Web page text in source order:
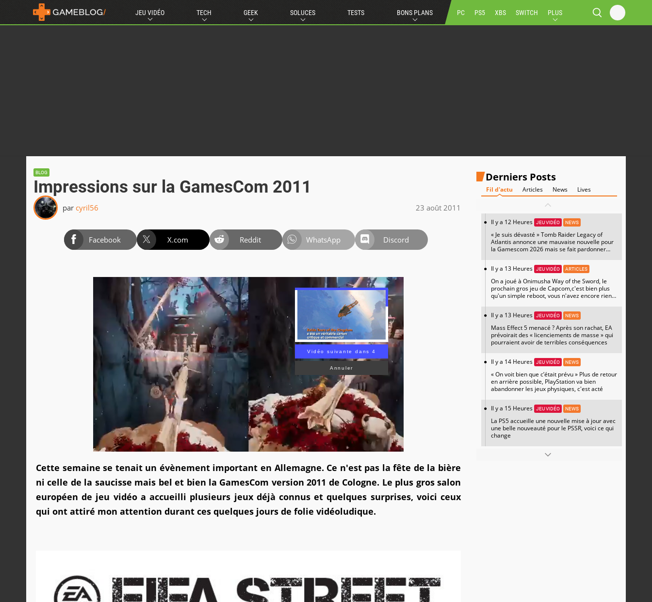
JEU VIDÉO TECH GEEK SOLUCES TESTS BONS PLANS PC PS5 XBS SWITCH PLUS
BLOG
Impressions sur la GamesCom 2011
par cyril56 23 août 2011
Facebook X.com Reddit WhatsApp Discord
Vidéo suivante dans 3
Annuler
Cette semaine se tenait un évènement important en Allemagne. Ce n'est pas la fête de la bière
ni celle de la saucisse mais bel et bien la GamesCom version 2011 de Cologne. Le plus gros salon
européen de jeu vidéo a accueilli plusieurs jeux déjà connus et quelques surprises, voici ceux
qui ont attiré mon attention durant ces quelques jours de folie vidéoludique.
Derniers Posts
Fil d'actu Articles News Lives
Il y a 12 Heures JEU VIDÉO NEWS
« Je suis dévasté » Tomb Raider Legacy of
Atlantis annonce une mauvaise nouvelle pour
la Gamescom 2026 mais se fait pardonner
Il y a 13 Heures
JEU VIDÉO ARTICLES
On a joué à Onimusha Way of the Sword, le
prochain gros jeu de Capcom,c'est bien plus
qu'un simple reboot, vous n'avez encore rien
Il y a 13 Heures
JEU VIDÉO NEWS
Mass Effect 5 menacé ? Après son rachat, EA
prévoirait des « licenciements de masse » qui
pourraient avoir de terribles conséquences
Il y a 14 Heures JEU VIDÉO NEWS
« On voit bien que c’était prévu » Plus de retour
en arrière possible, PlayStation va bien
abandonner les jeux physiques, c'est acté
Il y a 15 Heures JEU VIDÉO NEWS
La PS5 accueille une nouvelle mise à jour avec
une belle nouveauté pour le PSSR, voici ce qui
change